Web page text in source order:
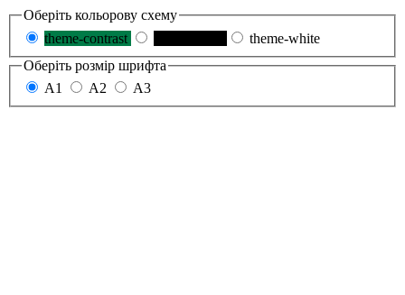
Оберіть кольорову схему
theme-contrast
theme-white
Оберіть розмір шрифта
A1
A2 A3